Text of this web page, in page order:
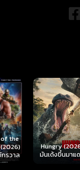
Hungry (2026)
มันเด้งขึ้นมาแดก